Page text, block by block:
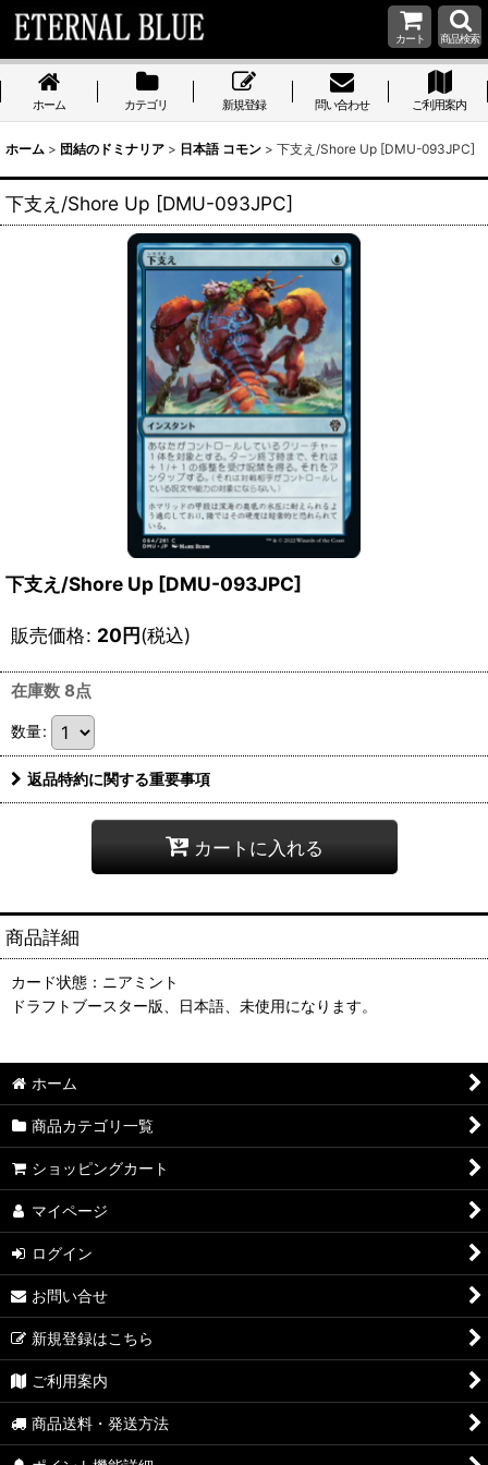
カート 商品検索
ホーム カテゴリ 新規登録 問い合わせ ご利用案内
ホーム > 団結のドミナリア > 日本語 コモン > 下支え/Shore Up [DMU-093JPC]
下支え/Shore Up [DMU-093JPC]
下支え/Shore Up [DMU-093JPC]
販売価格: 20円(税込)
在庫数 8点
数量:
返品特約に関する重要事項
カートに入れる
商品詳細
カード状態：ニアミント
ドラフトブースター版、日本語、未使用になります。
ホーム
商品カテゴリ一覧
ショッピングカート
マイページ
ログイン
お問い合せ
新規登録はこちら
ご利用案内
商品送料・発送方法